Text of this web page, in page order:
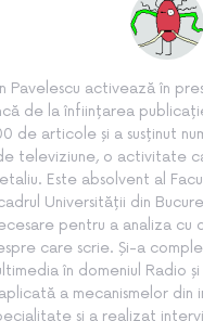
Pavelescu activează în
de la înființarea
de articole și a susținut
televiziune, o activitate
Este absolvent al
Universității din
pentru a analiza cu
care scrie. Și-a
în domeniul Radio
a mecanismelor
și a realizat